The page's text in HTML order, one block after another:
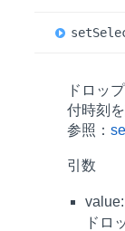
set
ドロッ
付時刻
参照：
引数
value:
ドロ